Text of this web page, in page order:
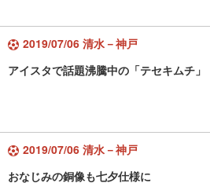
2019/07/06 清水－神戸
アイスタで話題沸騰中の「テセキムチ」
2019/07/06 清水－神戸
おなじみの銅像も七夕仕様に